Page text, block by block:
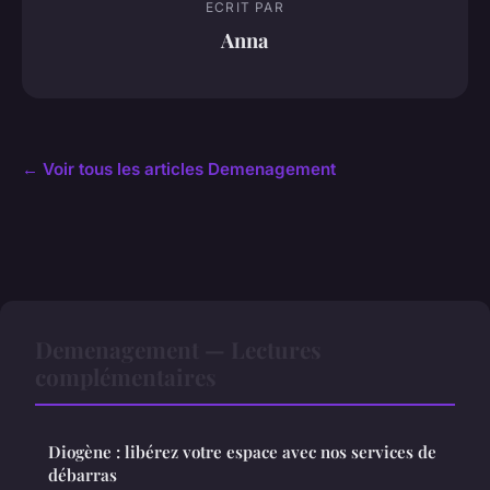
ECRIT PAR
Anna
← Voir tous les articles Demenagement
Diogène : libérez votre espace avec nos services de
débarras